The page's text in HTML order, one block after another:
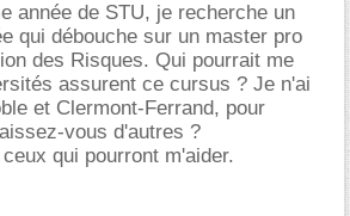
année de STU, je recherche un
qui débouche sur un master pro
des Risques. Qui pourrait me
assurent ce cursus ? Je n'ai
et Clermont-Ferrand, pour
vous d'autres ?
qui pourront m'aider.